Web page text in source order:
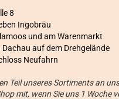
8
Ingobräu
und am Warenmarkt
auf dem Drehgelände
Neufahrn
Teil unseres Sortiments an
mit, wenn Sie uns 1 Woche